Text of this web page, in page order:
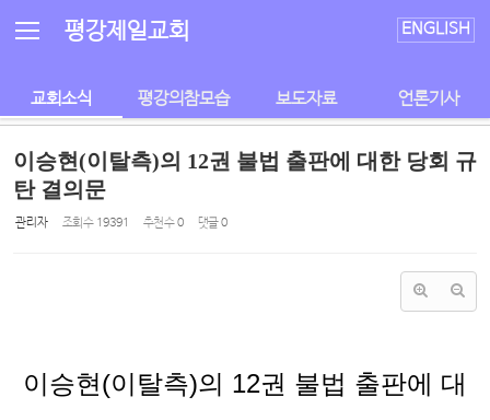
평강제일교회 ENGLISH
교회소식 평강의참모습 보도자료 언론기사
이승현(이탈측)의 12권 불법 출판에 대한 당회 규
탄 결의문
관리자 조회 수 19391 추천 수0 댓글0
이승현(이탈측)의 12권 불법 출판에 대